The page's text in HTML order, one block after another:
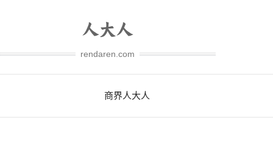
rendaren.com
商界人大人